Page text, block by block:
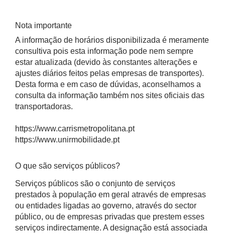
Nota importante
A informação de horários disponibilizada é meramente
consultiva pois esta informação pode nem sempre
estar atualizada (devido às constantes alterações e
ajustes diários feitos pelas empresas de transportes).
Desta forma e em caso de dúvidas, aconselhamos a
consulta da informação também nos sites oficiais das
transportadoras.
https://www.carrismetropolitana.pt
https://www.unirmobilidade.pt
O que são serviços públicos?
Serviços públicos são o conjunto de serviços
prestados à população em geral através de empresas
ou entidades ligadas ao governo, através do sector
público, ou de empresas privadas que prestem esses
serviços indirectamente. A designação está associada